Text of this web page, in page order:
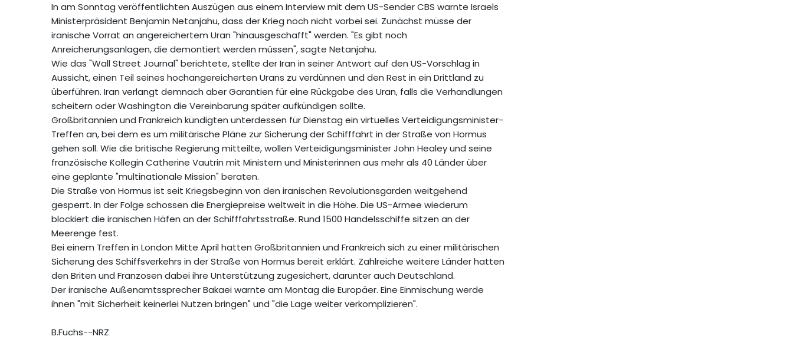
In am Sonntag veröffentlichten Auszügen aus einem Interview mit dem US-Sender CBS warnte Israels
Ministerpräsident Benjamin Netanjahu, dass der Krieg noch nicht vorbei sei. Zunächst müsse der
iranische Vorrat an angereichertem Uran "hinausgeschafft" werden. "Es gibt noch
Anreicherungsanlagen, die demontiert werden müssen", sagte Netanjahu.
Wie das "Wall Street Journal" berichtete, stellte der Iran in seiner Antwort auf den US-Vorschlag in
Aussicht, einen Teil seines hochangereicherten Urans zu verdünnen und den Rest in ein Drittland zu
überführen. Iran verlangt demnach aber Garantien für eine Rückgabe des Uran, falls die Verhandlungen
scheitern oder Washington die Vereinbarung später aufkündigen sollte.
Großbritannien und Frankreich kündigten unterdessen für Dienstag ein virtuelles Verteidigungsminister-
Treffen an, bei dem es um militärische Pläne zur Sicherung der Schifffahrt in der Straße von Hormus
gehen soll. Wie die britische Regierung mitteilte, wollen Verteidigungsminister John Healey und seine
französische Kollegin Catherine Vautrin mit Ministern und Ministerinnen aus mehr als 40 Länder über
eine geplante "multinationale Mission" beraten.
Die Straße von Hormus ist seit Kriegsbeginn von den iranischen Revolutionsgarden weitgehend
gesperrt. In der Folge schossen die Energiepreise weltweit in die Höhe. Die US-Armee wiederum
blockiert die iranischen Häfen an der Schifffahrtsstraße. Rund 1500 Handelsschiffe sitzen an der
Meerenge fest.
Bei einem Treffen in London Mitte April hatten Großbritannien und Frankreich sich zu einer militärischen
Sicherung des Schiffsverkehrs in der Straße von Hormus bereit erklärt. Zahlreiche weitere Länder hatten
den Briten und Franzosen dabei ihre Unterstützung zugesichert, darunter auch Deutschland.
Der iranische Außenamtssprecher Bakaei warnte am Montag die Europäer. Eine Einmischung werde
ihnen "mit Sicherheit keinerlei Nutzen bringen" und "die Lage weiter verkomplizieren".
B.Fuchs--NRZ